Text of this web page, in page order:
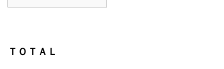
ＴＯＴＡＬ